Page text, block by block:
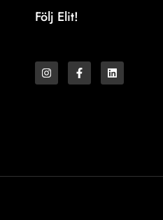
Följ Elit!
n
s
t
a
c
e
i
n
k